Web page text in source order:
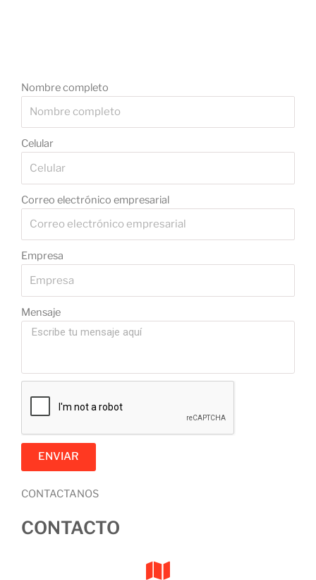
Nombre completo
Celular
Correo electrónico empresarial
Empresa
Mensaje
ENVIAR
CONTACTANOS
CONTACTO